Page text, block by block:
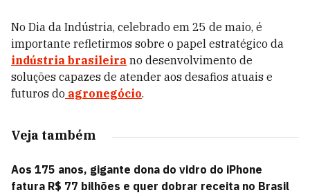
No Dia da Indústria, celebrado em 25 de maio, é
importante refletirmos sobre o papel estratégico da
indústria brasileira no desenvolvimento de
soluções capazes de atender aos desafios atuais e
futuros do agronegócio.
Veja também
Aos 175 anos, gigante dona do vidro do iPhone
fatura R$ 77 bilhões e quer dobrar receita no Brasil